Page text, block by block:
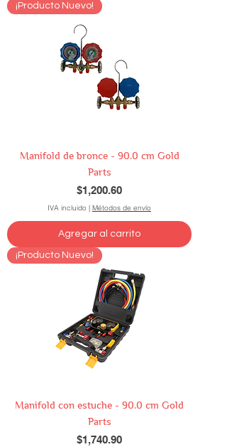
¡Producto Nuevo!
Manifold de bronce - 90.0 cm Gold
Parts
Precio
$1,200.60
IVA incluido | Métodos de envío
Agregar al carrito
¡Producto Nuevo!
Manifold con estuche - 90.0 cm Gold
Parts
Precio
$1,740.90